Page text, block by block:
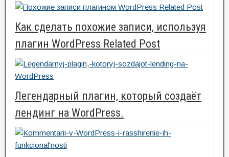
Как сделать похожие записи, используя
плагин WordPress Related Post
Легендарный плагин, который создаёт
лендинг на WordPress.